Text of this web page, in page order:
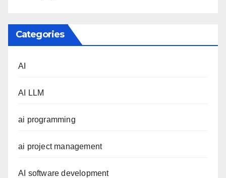
Categories
AI
AI LLM
ai programming
ai project management
AI software development